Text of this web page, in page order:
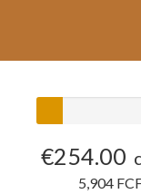
€254.00
5,904